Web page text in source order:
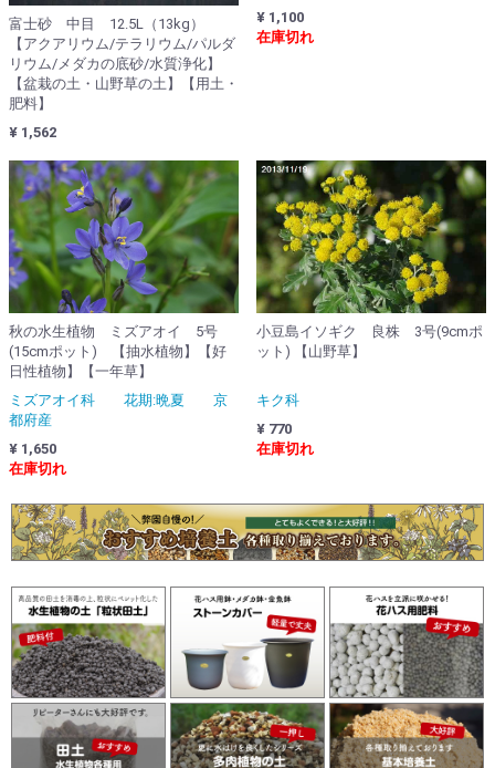
富士砂 中目 12.5L（13kg）
【アクアリウム/テラリウム/パルダ
リウム/メダカの底砂/水質浄化】
【盆栽の土・山野草の土】【用土・
肥料】
¥ 1,562
¥ 1,100
在庫切れ
秋の水生植物 ミズアオイ 5号
(15cmポット) 【抽水植物】【好
日性植物】【一年草】
ミズアオイ科 花期:晩夏 京
都府産
¥ 1,650
在庫切れ
小豆島イソギク 良株 3号(9cmポ
ット) 【山野草】
キク科
¥ 770
在庫切れ